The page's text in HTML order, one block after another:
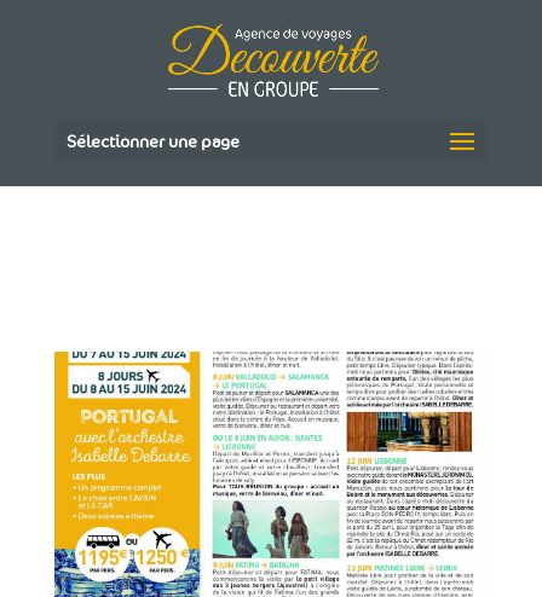
Sélectionner une page